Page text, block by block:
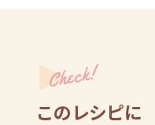
Check!
このレシピに